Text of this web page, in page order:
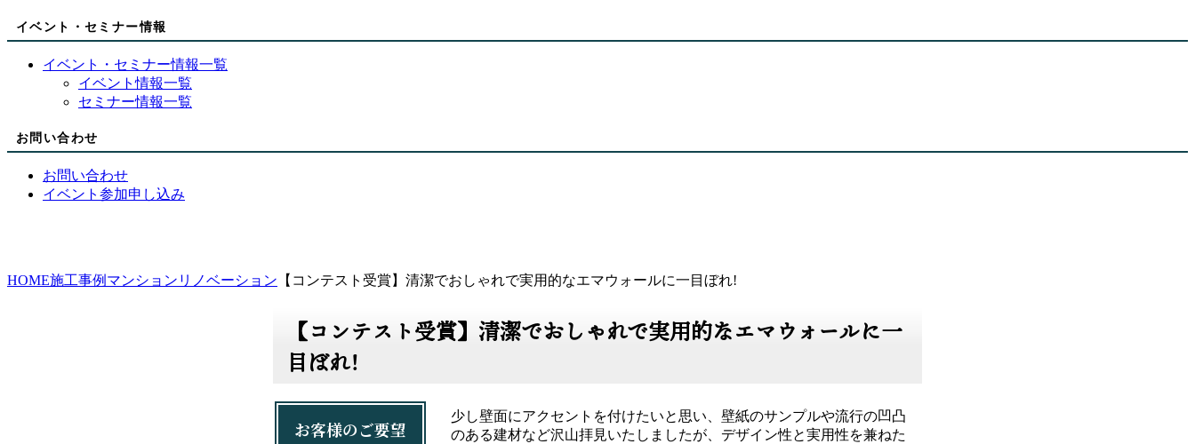
イベント・セミナー情報
イベント・セミナー情報一覧
イベント情報一覧
セミナー情報一覧
お問い合わせ
お問い合わせ
イベント参加申し込み
HOME施工事例 マンションリノベーション 【コンテスト受賞】清潔でおしゃれで実用的なエマウォールに一目ぼれ!
【コンテスト受賞】清潔でおしゃれで実用的なエマウォールに一
目ぼれ!
お客様のご要望
少し壁面にアクセントを付けたいと思い、壁紙のサンプルや流行の凹凸
のある建材など沢山拝見いたしましたが、デザイン性と実用性を兼ねた